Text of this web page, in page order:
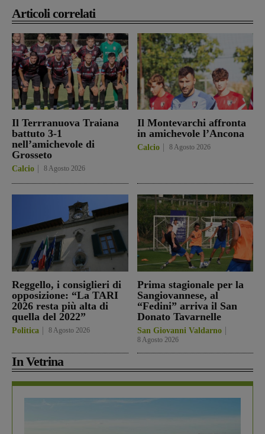
Articoli correlati
Il Terrranuova Traiana
battuto 3-1
nell’amichevole di
Grosseto
Calcio 8 Agosto 2026
Il Montevarchi affronta
in amichevole l’Ancona
Calcio 8 Agosto 2026
Reggello, i consiglieri di
opposizione: “La TARI
2026 resta più alta di
quella del 2022”
Politica 8 Agosto 2026
Prima stagionale per la
Sangiovannese, al
“Fedini” arriva il San
Donato Tavarnelle
San Giovanni Valdarno
8 Agosto 2026
In Vetrina